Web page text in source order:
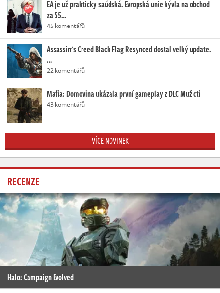
EA je už prakticky saúdská. Evropská unie kývla na obchod
za 55…
45 komentářů
Assassin's Creed Black Flag Resynced dostal velký update.
…
22 komentářů
Mafia: Domovina ukázala první gameplay z DLC Muž cti
43 komentářů
VÍCE NOVINEK
RECENZE
Halo: Campaign Evolved